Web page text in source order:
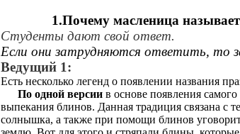
1.Почему масленица
Студенты дают свой ответ.
Если они затрудняются ответить, то
Ведущий 1:
Есть несколько легенд о появлении названия
По одной версии в основе появления
выпекания блинов. Данная традиция связана с
солнышка, а также при помощи блинов